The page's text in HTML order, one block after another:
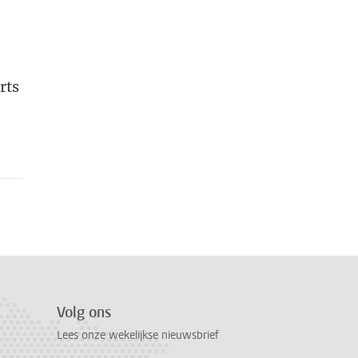
Volg ons
Lees onze wekelijkse nieuwsbrief